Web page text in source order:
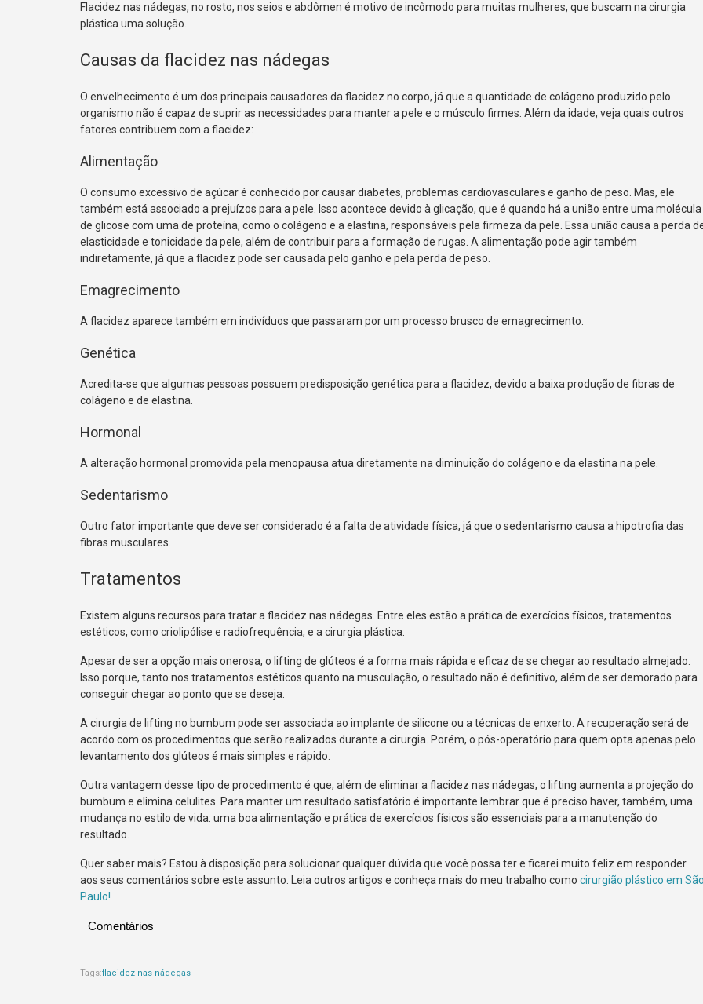
Flacidez nas nádegas, no rosto, nos seios e abdômen é motivo de incômodo para muitas mulheres, que buscam na cirurgia
plástica uma solução.
Causas da flacidez nas nádegas
O envelhecimento é um dos principais causadores da flacidez no corpo, já que a quantidade de colágeno produzido pelo
organismo não é capaz de suprir as necessidades para manter a pele e o músculo firmes. Além da idade, veja quais outros
fatores contribuem com a flacidez:
Alimentação
O consumo excessivo de açúcar é conhecido por causar diabetes, problemas cardiovasculares e ganho de peso. Mas, ele
também está associado a prejuízos para a pele. Isso acontece devido à glicação, que é quando há a união entre uma molécula
de glicose com uma de proteína, como o colágeno e a elastina, responsáveis pela firmeza da pele. Essa união causa a perda
elasticidade e tonicidade da pele, além de contribuir para a formação de rugas. A alimentação pode agir também
indiretamente, já que a flacidez pode ser causada pelo ganho e pela perda de peso.
Emagrecimento
A flacidez aparece também em indivíduos que passaram por um processo brusco de emagrecimento.
Genética
Acredita-se que algumas pessoas possuem predisposição genética para a flacidez, devido a baixa produção de fibras de
colágeno e de elastina.
Hormonal
A alteração hormonal promovida pela menopausa atua diretamente na diminuição do colágeno e da elastina na pele.
Sedentarismo
Outro fator importante que deve ser considerado é a falta de atividade física, já que o sedentarismo causa a hipotrofia das
fibras musculares.
Tratamentos
Existem alguns recursos para tratar a flacidez nas nádegas. Entre eles estão a prática de exercícios físicos, tratamentos
estéticos, como criolipólise e radiofrequência, e a cirurgia plástica.
Apesar de ser a opção mais onerosa, o lifting de glúteos é a forma mais rápida e eficaz de se chegar ao resultado almejado.
Isso porque, tanto nos tratamentos estéticos quanto na musculação, o resultado não é definitivo, além de ser demorado para
conseguir chegar ao ponto que se deseja.
A cirurgia de lifting no bumbum pode ser associada ao implante de silicone ou a técnicas de enxerto. A recuperação será de
acordo com os procedimentos que serão realizados durante a cirurgia. Porém, o pós-operatório para quem opta apenas pelo
levantamento dos glúteos é mais simples e rápido.
Outra vantagem desse tipo de procedimento é que, além de eliminar a flacidez nas nádegas, o lifting aumenta a projeção do
bumbum e elimina celulites. Para manter um resultado satisfatório é importante lembrar que é preciso haver, também, uma
mudança no estilo de vida: uma boa alimentação e prática de exercícios físicos são essenciais para a manutenção do
resultado.
Quer saber mais? Estou à disposição para solucionar qualquer dúvida que você possa ter e ficarei muito feliz em responder
aos seus comentários sobre este assunto. Leia outros artigos e conheça mais do meu trabalho como cirurgião plástico em
Paulo!
Comentários
Tags:flacidez nas nádegas